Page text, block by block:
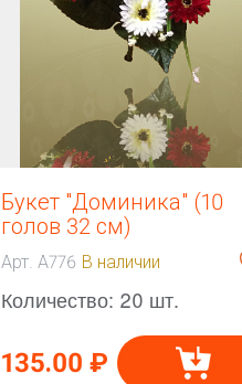
Букет "Доминика" (10
голов 32 см)
Арт. А776 В наличии
Количество: 20 шт.
135.00 ₽